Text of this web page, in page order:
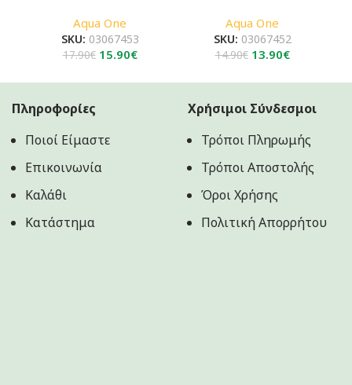
Aqua One
SKU: 03067453
17.90€ Original
was:
15.90€Η
τιμή
Aqua One
SKU: 03067452
14.90€ Original
was:
14.90€.
13.90€Η
τιμή
είναι:
13.90€.
Πληροφορίες
Ποιοί Είμαστε
Επικοινωνία
Καλάθι
Κατάστημα
Χρήσιμοι Σύνδεσμοι
Τρόποι Πληρωμής
Τρόποι Αποστολής
Όροι Χρήσης
Πολιτική Aπορρήτου